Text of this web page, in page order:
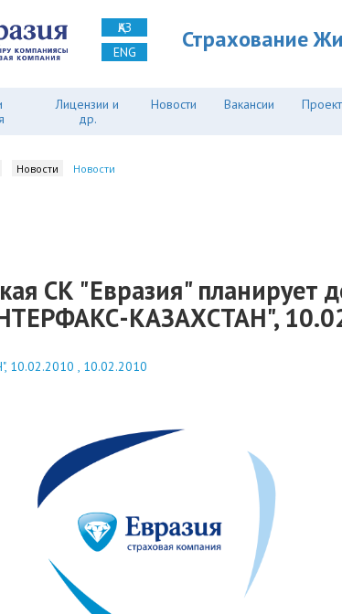
ҚАЗ
ENG
Страхование
Лицензии и
др.
Новости Вакансии
Новости Новости
СК "Евразия"
КАЗАХСТАН",
10.02.2010 , 10.02.2010